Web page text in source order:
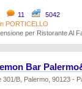
11
5042
PORTICELLO
per Ristorante Al
Bar
301/B, Palermo, 90123 -